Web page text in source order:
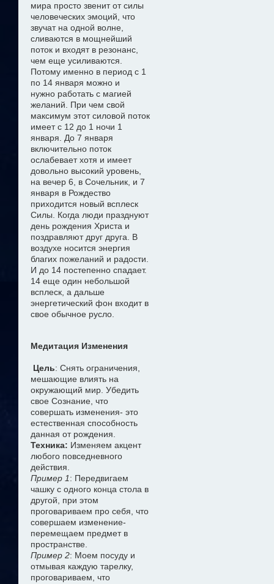
мира просто звенит от силы
человеческих эмоций, что
звучат на одной волне,
сливаются в мощнейший
поток и входят в резонанс,
чем еще усиливаются.
Потому именно в период с 1
по 14 января можно и
нужно работать с магией
желаний . При чем свой
максимум этот силовой поток
имеет с 12 до 1 ночи 1
января. До 7 января
включительно поток
ослабевает хотя и имеет
довольно высокий уровень,
на вечер 6, в Сочельник, и 7
января в Рождество
приходится новый всплеск
Силы. Когда люди празднуют
день рождения Христа и
поздравляют друг друга. В
воздухе носится энергия
благих пожеланий и радости.
И до 14 постепенно спадает.
14 еще один небольшой
всплеск, а дальше
энергетический фон входит в
свое обычное русло.
Медитация Изменения
Цель: Снять ограничения,
мешающие влиять на
окружающий мир. Убедить
свое Сознание, что
совершать изменения- это
естественная способность
данная от рождения.
Техника: Изменяем акцент
любого повседневного
действия.
Пример 1: Передвигаем
чашку с одного конца стола в
другой, при этом
проговариваем про себя, что
совершаем изменение-
перемещаем предмет в
пространстве.
Пример 2: Моем посуду и
отмывая каждую тарелку,
проговариваем, что